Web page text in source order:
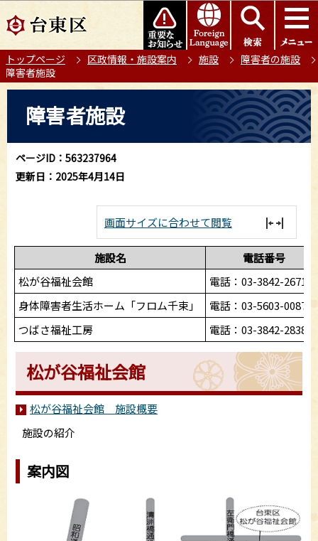
の
ー
ジ
このページの本文へ移動
トップページ 区政情報・施設案内 施設
障害者の施設
障害者施設
か
障害者施設
ページID：563237964
更新日：2025年4月14日
画面サイズに合わせて閲覧
施設名
電話番号
松が谷福祉会館
電話：03-3842-2671
身体障害者生活ホーム「フロム千束」
電話：03-5603-0087
つばさ福祉工房
電話：03-3842-2838
松が谷福祉会館
松が谷福祉会館 施設概要
施設の紹介
案内図